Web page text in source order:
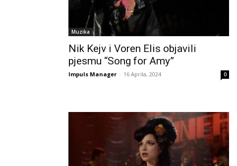
Muzika
Nik Kejv i Voren Elis objavili
pjesmu “Song for Amy”
Impuls Manager - 16 Aprila, 2024 0